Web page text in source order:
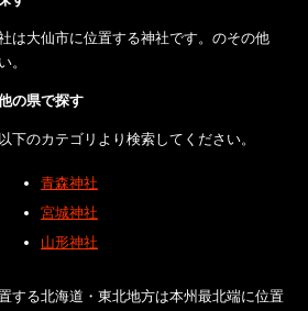
は大仙市に位置する神社です。のその他
。
の県で探す
下のカテゴリより検索してください。
青森神社
宮城神社
山形神社
する北海道・東北地方は本州最北端に位置